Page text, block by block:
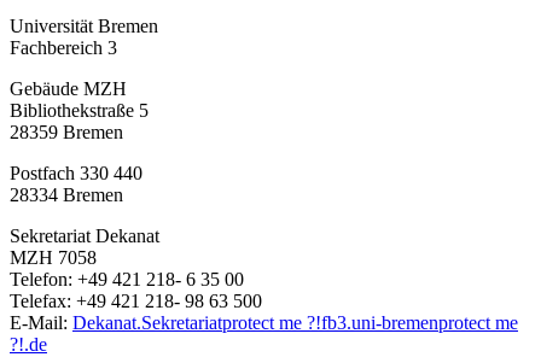
Universität Bremen
Fachbereich 3
Gebäude MZH
Bibliothekstraße 5
28359 Bremen
Postfach 330 440
28334 Bremen
Sekretariat Dekanat
MZH 7058
Telefon: +49 421 218- 6 35 00
Telefax: +49 421 218- 98 63 500
E-Mail: Dekanat.Sekretariatprotect me ?!fb3.uni-bremenprotect me
?!.de